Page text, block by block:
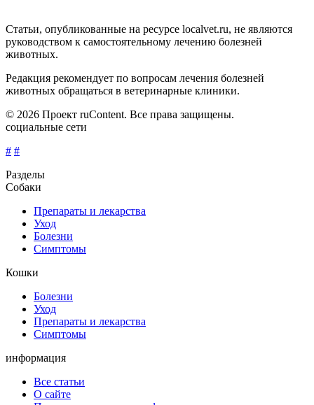
Статьи, опубликованные на ресурсе localvet.ru, не являются
руководством к самостоятельному лечению болезней
животных.
Редакция рекомендует по вопросам лечения болезней
животных обращаться в ветеринарные клиники.
© 2026 Проект ruContent. Все права защищены.
социальные сети
# #
Разделы
Собаки
Препараты и лекарства
Уход
Болезни
Симптомы
Кошки
Болезни
Уход
Препараты и лекарства
Симптомы
информация
Все статьи
О сайте